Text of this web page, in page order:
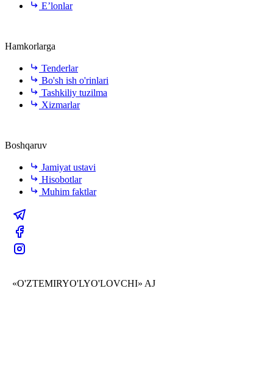
E’lonlar
Hamkorlarga
Tenderlar
Bo'sh ish o'rinlari
Tashkiliy tuzilma
Xizmarlar
Boshqaruv
Jamiyat ustavi
Hisobotlar
Muhim faktlar
«O'ZTEMIRYO'LYO'LOVCHI» AJ